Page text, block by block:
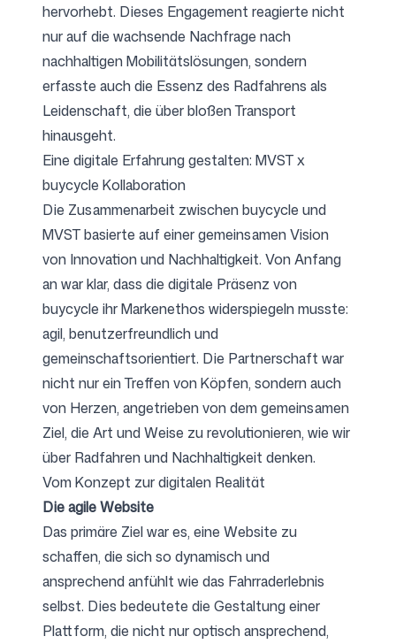
FAQ
Kontakt
Anmelden Registrieren
Folgen Sie uns
hervorhebt. Dieses Engagement reagierte nicht
nur auf die wachsende Nachfrage nach
nachhaltigen Mobilitätslösungen, sondern
erfasste auch die Essenz des Radfahrens als
Leidenschaft, die über bloßen Transport
hinausgeht.
Eine digitale Erfahrung gestalten: MVST x
buycycle Kollaboration
Die Zusammenarbeit zwischen buycycle und
MVSTbasierte auf einer gemeinsamen Vision
von Innovation und Nachhaltigkeit. Von Anfang
an war klar, dass die digitale Präsenz von
buycycle ihr Markenethos widerspiegeln musste:
agil, benutzerfreundlich und
gemeinschaftsorientiert. Die Partnerschaft war
nicht nur ein Treffen von Köpfen, sondern auch
von Herzen, angetrieben von dem gemeinsamen
Ziel, die Art und Weise zu revolutionieren, wie wir
über Radfahren und Nachhaltigkeit denken.
Vom Konzept zur digitalen Realität
Die agile Website
Das primäre Ziel war es, eine Website zu
schaffen, die sich so dynamisch und
ansprechend anfühlt wie das Fahrraderlebnis
selbst. Dies bedeutete die Gestaltung einer
Plattform, die nicht nur optisch ansprechend,